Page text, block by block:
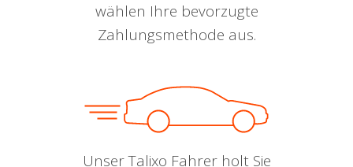
wählen Ihre bevorzugte
Zahlungsmethode aus.
Unser Talixo Fahrer holt Sie